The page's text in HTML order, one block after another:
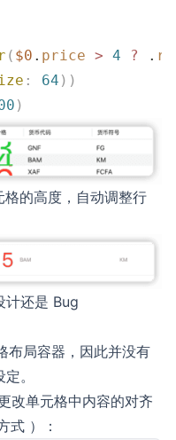
( $0 . price > 4 ? .
: 64 ))
)
的高度，自动调整行
计还是 Bug
布局容器，因此并没有
。
改单元格中内容的对齐
式 ）：